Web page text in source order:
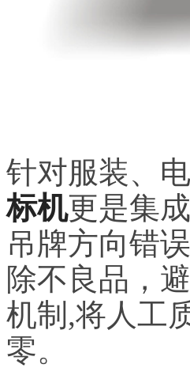
针对服装、
标机更是集
吊牌方向错
除不良品，
机制,将人工
零。